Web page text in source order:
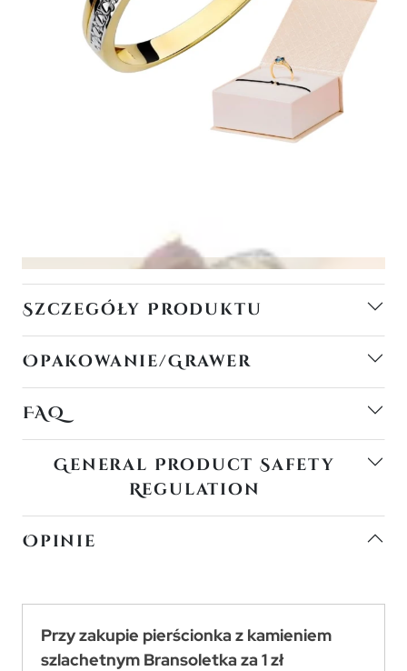
Szczegóły Produktu
Opakowanie/Grawer
FAQ
General Product Safety
Regulation
Opinie
Przy zakupie pierścionka z kamieniem
szlachetnym Bransoletka za 1 zł